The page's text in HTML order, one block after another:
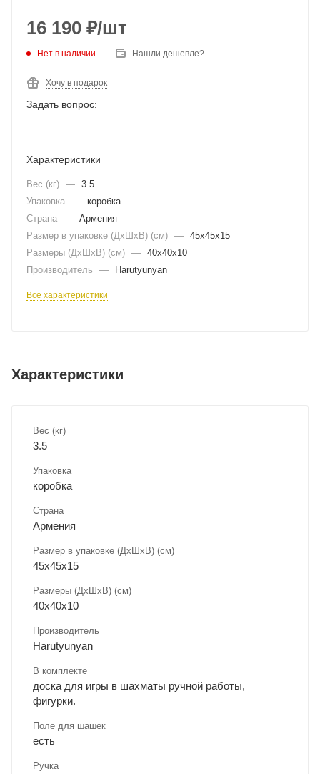
16 190 ₽/шт
Нет в наличии Нашли дешевле?
Хочу в подарок
Задать вопрос:
Характеристики
Вес (кг) — 3.5
Упаковка — коробка
Страна — Армения
Размер в упаковке (ДхШxВ) (см) — 45х45х15
Размеры (ДxШxВ) (см) — 40х40х10
Производитель
— Harutyunyan
Все характеристики
Характеристики
Вес (кг)
3.5
Упаковка
коробка
Страна
Армения
Размер в упаковке (ДхШxВ) (см)
45х45х15
Размеры (ДxШxВ) (см)
40х40х10
Производитель
Harutyunyan
В комплекте
доска для игры в шахматы ручной работы,
фигурки.
Поле для шашек
есть
Ручка